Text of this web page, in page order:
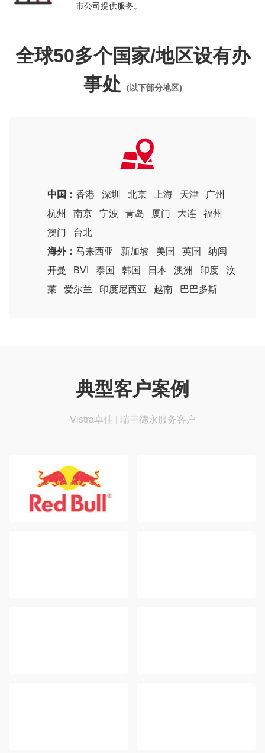
市公司提供服务。
全球50多个国家/地区设有办
事处
(以下部分地区)
中国： 香港 深圳 北京 上海 天津
广州
杭州
南京 宁波 青岛 厦门 大连
福州
澳门
台北
海外： 马来西亚 新加坡 美国 英国
纳闽
开曼
BVI 泰国 韩国 日本 澳洲 印度
汶
莱
爱尔兰 印度尼西亚 越南 巴巴多斯
典型客户案例
Vistra卓佳 | 瑞丰德永服务客户